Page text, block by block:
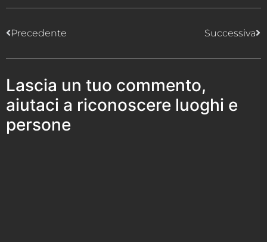
Precedente Successiva
Lascia un tuo commento,
aiutaci a riconoscere luoghi e
persone